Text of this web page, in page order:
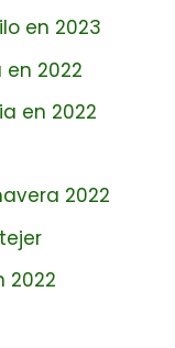
en 2023
2022
en 2022
2022
2022